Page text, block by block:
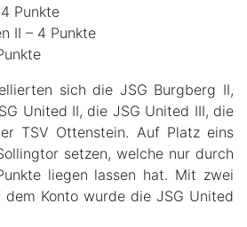
Punkte
II – 4 Punkte
sich die JSG Burgberg II,
United II, die JSG United III, die
TSV Ottenstein. Auf Platz eins
setzen, welche nur durch
liegen lassen hat. Mit zwei
dem Konto wurde die JSG United